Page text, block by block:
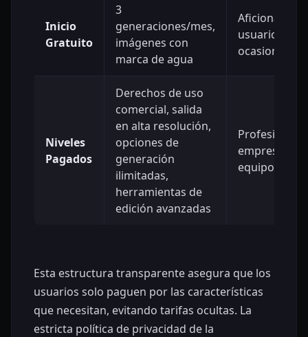
Inicio
Gratuito
3
generaciones/mes,
imágenes con
marca de agua
Aficionados y
usuarios
ocasionales
Niveles
Pagados
Derechos de uso
comercial, salida
en alta resolución,
opciones de
generación
ilimitadas,
herramientas de
edición avanzadas
empresas y
equipos
Esta estructura transparente asegura que los
usuarios solo paguen por las características
que necesitan, evitando tarifas ocultas. La
estricta política de privacidad de la